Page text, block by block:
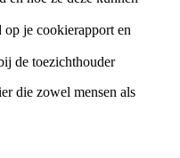
op je cookierapport en
de toezichthouder
die zowel mensen als